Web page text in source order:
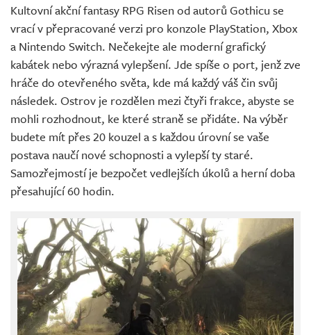
Kultovní akční fantasy RPG Risen od autorů Gothicu se
vrací v přepracované verzi pro konzole PlayStation, Xbox
a Nintendo Switch. Nečekejte ale moderní grafický
kabátek nebo výrazná vylepšení. Jde spíše o port, jenž zve
hráče do otevřeného světa, kde má každý váš čin svůj
následek. Ostrov je rozdělen mezi čtyři frakce, abyste se
mohli rozhodnout, ke které straně se přidáte. Na výběr
budete mít přes 20 kouzel a s každou úrovní se vaše
postava naučí nové schopnosti a vylepší ty staré.
Samozřejmostí je bezpočet vedlejších úkolů a herní doba
přesahující 60 hodin.